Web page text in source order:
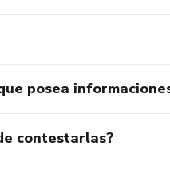
posea
contestarlas?